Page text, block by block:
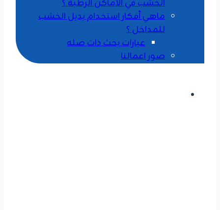
الخشب في الأماكن الرطبة ؟
ماهي أفكار استخدام بديل الخشب
للمداخل ؟
عبارات بحث ذات صله
صور اعمالنا